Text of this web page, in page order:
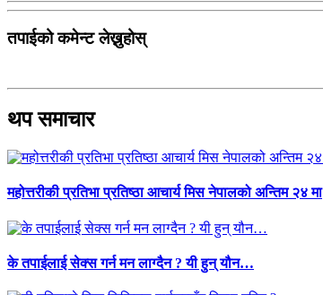
तपाईको कमेन्ट लेख्नुहोस्
थप समाचार
महोत्तरीकी प्रतिभा प्रतिष्ठा आचार्य मिस नेपालको अन्तिम २४ मा
के तपाईलाई सेक्स गर्न मन लाग्दैन ? यी हुन् यौन…